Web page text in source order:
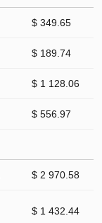
$ 349.65
$ 189.74
$ 1 128.06
$ 556.97
$ 2 970.58
$ 1 432.44